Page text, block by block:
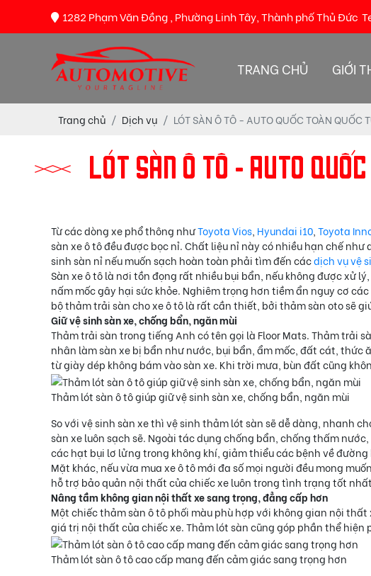
1282 Phạm Văn Đồng , Phường Linh Tây, Thành phố Thủ Đức
TRANG CHỦ GIỚI
Trang chủ Dịch vụ LÓT SÀN Ô TÔ - AUTO QUỐC TOÀN QUỐC
LÓT SÀN Ô TÔ - AUTO
Từ các dòng xe phổ thông nhưToyota Vios Hyundai i10 Toyota
sàn xe ô tô đều được bọc nỉ. Chất liệu nỉ này có nhiều hạn chế
sinh sàn nỉ nếu muốn sạch hoàn toàn phải tìm đến cácdịch vụ vệ
Sàn xe ô tô là nơi tồn đọng rất nhiều bụi bẩn, nếu không được xử
nấm mốc gây hại sức khỏe. Nghiêm trọng hơn tiềm ẩn nguy cơ
bộ thảm trải sàn cho xe ô tô là rất cần thiết, bởi thảm sàn oto sẽ
Giữ vệ sinh sàn xe, chống bẩn, ngăn mùi
Thảm trải sàn trong tiếng Anh có tên gọi là Floor Mats. Thảm trải
nhân làm sàn xe bị bẩn như nước, bụi bẩn, ẩm mốc, đất cát,
từ giày dép không bám vào sàn xe. Khi trời mưa, bùn đất cũng
Thảm lót sàn ô tô giúp giữ vệ sinh sàn xe, chống bẩn, ngăn mùi
So với vệ sinh sàn xe thì vệ sinh thảm lót sàn sẽ dễ dàng, nhanh
sàn xe luôn sạch sẽ. Ngoài tác dụng chống bẩn, chống thấm
các hạt bụi lơ lửng trong không khí, giảm thiểu các bệnh về
Mặt khác, nếu vừa mua xe ô tô mới đa số mọi người đều mong
hỗ trợ bảo quản nội thất của chiếc xe luôn trong tình trạng tốt
Nâng tầm không gian nội thất xe sang trọng, đẳng cấp hơn
Một chiếc thảm sàn ô tô phối màu phù hợp với không gian nội
giá trị nội thất của chiếc xe. Thảm lót sàn cũng góp phần thể hiện
Thảm lót sàn ô tô cao cấp mang đến cảm giác sang trọng hơn